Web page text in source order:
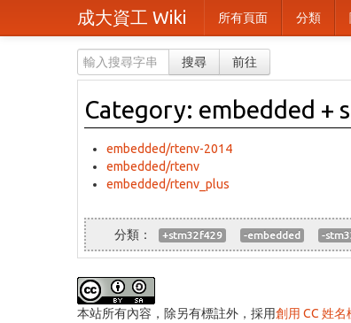
成大資工 Wiki 所有頁面 分類
搜尋 前往
Category: embedded +
embedded/rtenv-2014
embedded/rtenv
embedded/rtenv_plus
+stm32f429 -embedded -
本站所有內容，除另有標註外，採用創用 CC 姓